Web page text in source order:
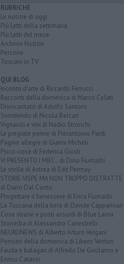
RUBRICHE
Le notizie di oggi
Più Letti della settimana
Più Letti del mese
Archivio Notizie
Persone
Toscani in TV
QUI BLOG
Incontri d'arte di Riccardo Ferrucci
Racconti della domenica di Marco Celati
Disincantato di Adolfo Santoro
Sorridendo di Nicola Belcari
Vignaioli e vini di Nadio Stronchi
Le pregiate penne di Pierantonio Pardi
Pagine allegre di Gianni Micheli
Psico-cose di Federica Giusti
VI PRESENTO I MIEI... di Dino Fiumalbi
Le stelle di Astrea di Edit Permay
STORIE VISPE MA NON TROPPO DISTRATTE
di Dario Dal Canto
Progettare il benessere di Erica Fiumalbi
La Toscana della birra di Davide Cappannari
Cose strane e posti assurdi di Blue Lama
Storielba di Alessandro Canestrelli
NEURONEWS di Alberto Arturo Vergani
Pensieri della domenica di Libero Venturi
Fauda e balagan di Alfredo De Girolamo e
Enrico Catassi